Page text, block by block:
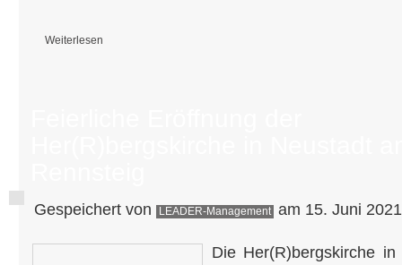
Weiterlesen
Gespeichert von LEADER-Management am 15. Juni
Die Her(R)bergskirche